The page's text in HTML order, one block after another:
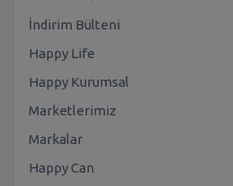
İndirim Bülteni
Happy Life
Happy Kurumsal
Marketlerimiz
Markalar
Happy Can